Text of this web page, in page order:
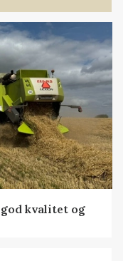
kvalitet og